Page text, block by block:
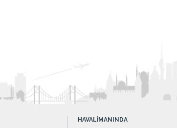
HAVALİMANINDA